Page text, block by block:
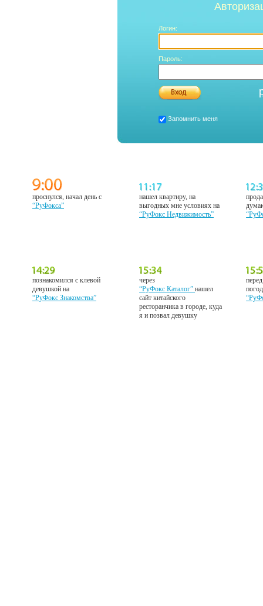
Логин:
Пароль:
Запомнить меня
проснулся, начал день с
“РуФокса”
нашел квартиру, на
выгодных мне условиях на
“РуФокс Недвижимость”
познакомился с клевой
девушкой на
“РуФокс Знакомства”
через
“РуФокс Каталог”нашел
сайт китайского
ресторанчика в городе, куда
я и позвал девушку